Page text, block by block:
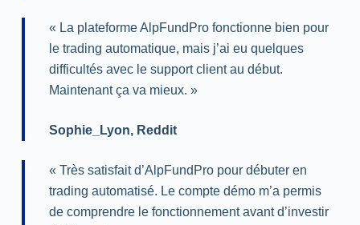
« La plateforme AlpFundPro fonctionne bien pour
le trading automatique, mais j’ai eu quelques
difficultés avec le support client au début.
Maintenant ça va mieux. »
Sophie_Lyon, Reddit
« Très satisfait d’AlpFundPro pour débuter en
trading automatisé. Le compte démo m’a permis
de comprendre le fonctionnement avant d’investir